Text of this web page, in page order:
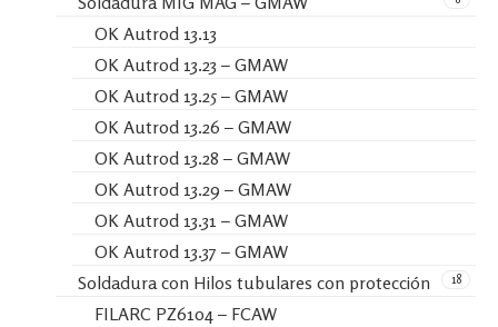
OK Autrod 13.13
OK Autrod 13.23 – GMAW
OK Autrod 13.25 – GMAW
OK Autrod 13.26 – GMAW
OK Autrod 13.28 – GMAW
OK Autrod 13.29 – GMAW
OK Autrod 13.31 – GMAW
OK Autrod 13.37 – GMAW
18
Soldadura con Hilos tubulares con protección
FILARC PZ6104 – FCAW